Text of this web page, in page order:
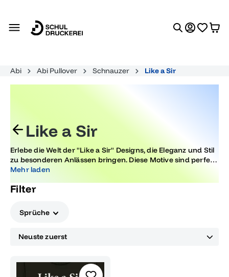
Abi Abi Pullover Schnauzer Like a Sir
Like a Sir
Erlebe die Welt der "Like a Sir" Designs, die Eleganz und Stil
zu besonderen Anlässen bringen. Diese Motive sind perfekt
für Abiturfeiern und Abschlussfeste, um unvergessliche
der edlen Designs, die jeden Anlass bereichern.
Mehr laden
Filter
Sprüche